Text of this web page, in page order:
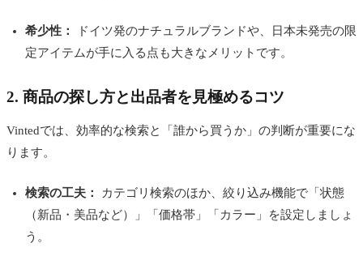
希少性：
ドイツ発のナチュラルブランドや、日本未発売の限
定アイテムが手に入る点も大きなメリットです。
2. 商品の探し方と出品者を見極めるコツ
Vintedでは、効率的な検索と「誰から買うか」の判断が重要にな
ります。
検索の工夫：
カテゴリ検索のほか、絞り込み機能で「状態
（新品・美品など）」「価格帯」「カラー」を設定しましょ
う。